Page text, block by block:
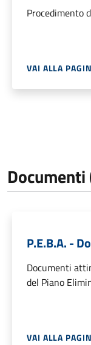
Procedimento
VAI ALLA
Documenti
P.E.B.A. -
Documenti
del Piano
VAI ALLA